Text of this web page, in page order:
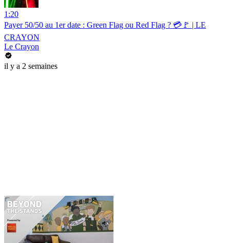
1:20
Payer 50/50 au 1er date : Green Flag ou Red Flag ? 💳🚩 | LE
CRAYON
Le Crayon
il y a 2 semaines